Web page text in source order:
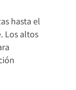
hasta el
Los altos